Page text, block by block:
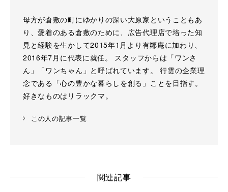
母方が倉敷の町にゆかりの深い大原家ということもあ
り、愛着のある倉敷のために、広告代理店で培った知
見と経験を生かして2015年1月より有鄰庵に加わり、
2016年7月に代表に就任。 スタッフからは「ワンさ
ん」「ワンちゃん」と呼ばれています。 行雲の企業理
念である「心の豊かな暮らしを創る」ことを目指す。
好きなものはリラックマ。
この人の記事一覧
関連記事